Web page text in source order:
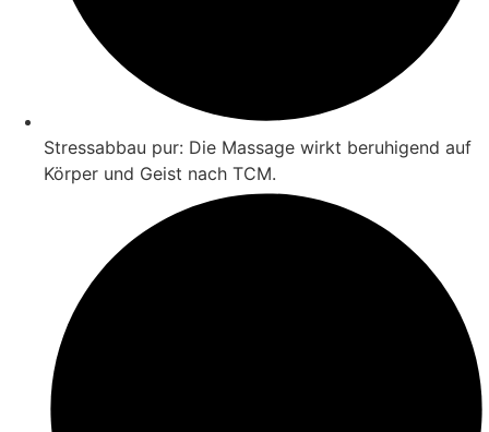
Stressabbau pur: Die Massage wirkt beruhigend auf
Körper und Geist nach TCM.